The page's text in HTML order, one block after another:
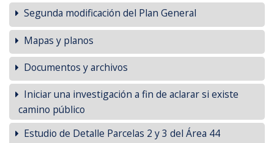
Segunda modificación del Plan General
Mapas y planos
Documentos y archivos
Iniciar una investigación a fin de aclarar si existe
camino público
Estudio de Detalle Parcelas 2 y 3 del Área 44